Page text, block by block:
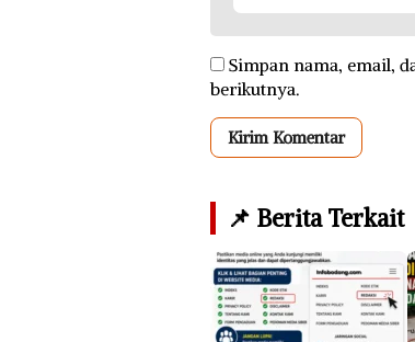
Simpan nama, email,
berikutnya.
📌 Berita Terkait